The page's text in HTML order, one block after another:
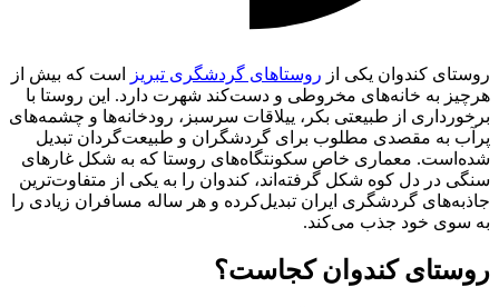
روستای کندوان یکی از روستاهای گردشگری تبریز
است که بیش از
هرچیز به خانه‌های مخروطی و دست‌کند شهرت دارد. این روستا با
برخورداری از طبیعتی بکر، ییلاقات سرسبز، رودخانه‌ها و چشمه‌های
پرآب به مقصدی مطلوب برای گردشگران و طبیعت‌گردان تبدیل
شده‌است. معماری خاص سکونتگاه‌های روستا که به شکل غارهای
سنگی در دل کوه شکل گرفته‌اند، کندوان را به یکی از متفاوت‌ترین
جاذبه‌های گردشگری ایران تبدیل‌کرده و هر ساله مسافران زیادی را
به سوی خود جذب می‌کند.
روستای کندوان کجاست؟